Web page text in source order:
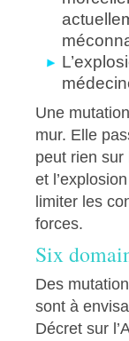
Une
mur. Elle
peut rien
et
limiter les
forces.
Six
Des
sont à
Décret sur